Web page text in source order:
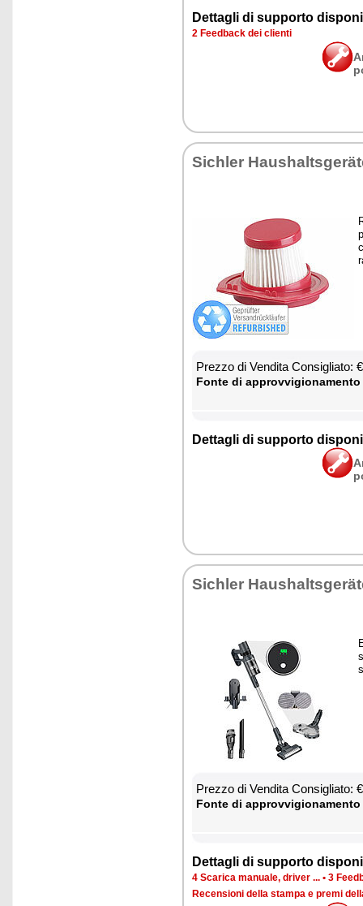
Det­ta­gli di sup­por­to
2 Feed­back dei clien­ti
Si­chler
Prez­zo di Ven­di­ta Con­si­glia­to:
Fon­te di
Det­ta­gli di sup­por­to
Si­chler
Prez­zo di Ven­di­ta Con­si­glia­to:
Fon­te di
Det­ta­gli di sup­por­to
4 Sca­ri­ca ma­nua­le, dri­ver ... • 3
Re­cen­sio­ni del­la stam­pa e pre­mi